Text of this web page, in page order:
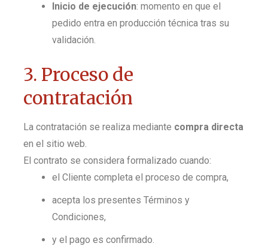
Inicio de ejecución: momento en que el
pedido entra en producción técnica tras su
validación.
3. Proceso de
contratación
La contratación se realiza mediante compra directa
en el sitio web.
El contrato se considera formalizado cuando:
el Cliente completa el proceso de compra,
acepta los presentes Términos y
Condiciones,
y el pago es confirmado.